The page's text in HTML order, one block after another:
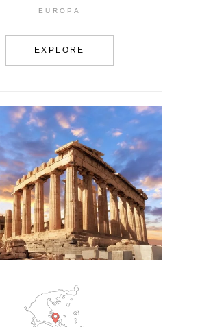
EUROPA
EXPLORE